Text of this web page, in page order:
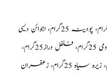
نسخہ الشفاء : آملہ 100گرام، زنجبیل 25گرام، پودینہ 25گرام، اجوائن دیسی
25گرام، فلفل سیاہ 25 گرام، مصطگی رومی 25گرام، فلفل دراز25گرام،
عقر قرحا 25گرام، بادیان 25گرام، زیرہ سیاہ 25گرام، زعفران